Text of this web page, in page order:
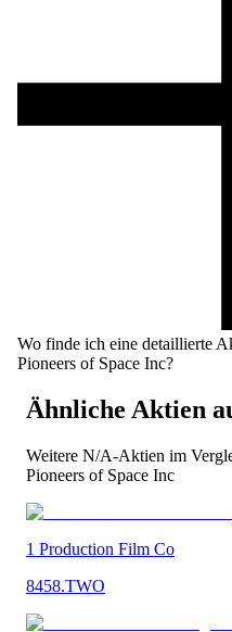
Wo finde ich eine detaillierte
Pioneers of Space Inc?
Ähnliche Aktien
Weitere N/A-Aktien im
Pioneers of Space Inc
1 Production Film Co
8458.TWO